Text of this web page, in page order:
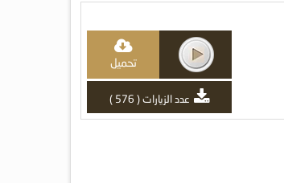
تحميل
عدد الزيارات ( 576 )